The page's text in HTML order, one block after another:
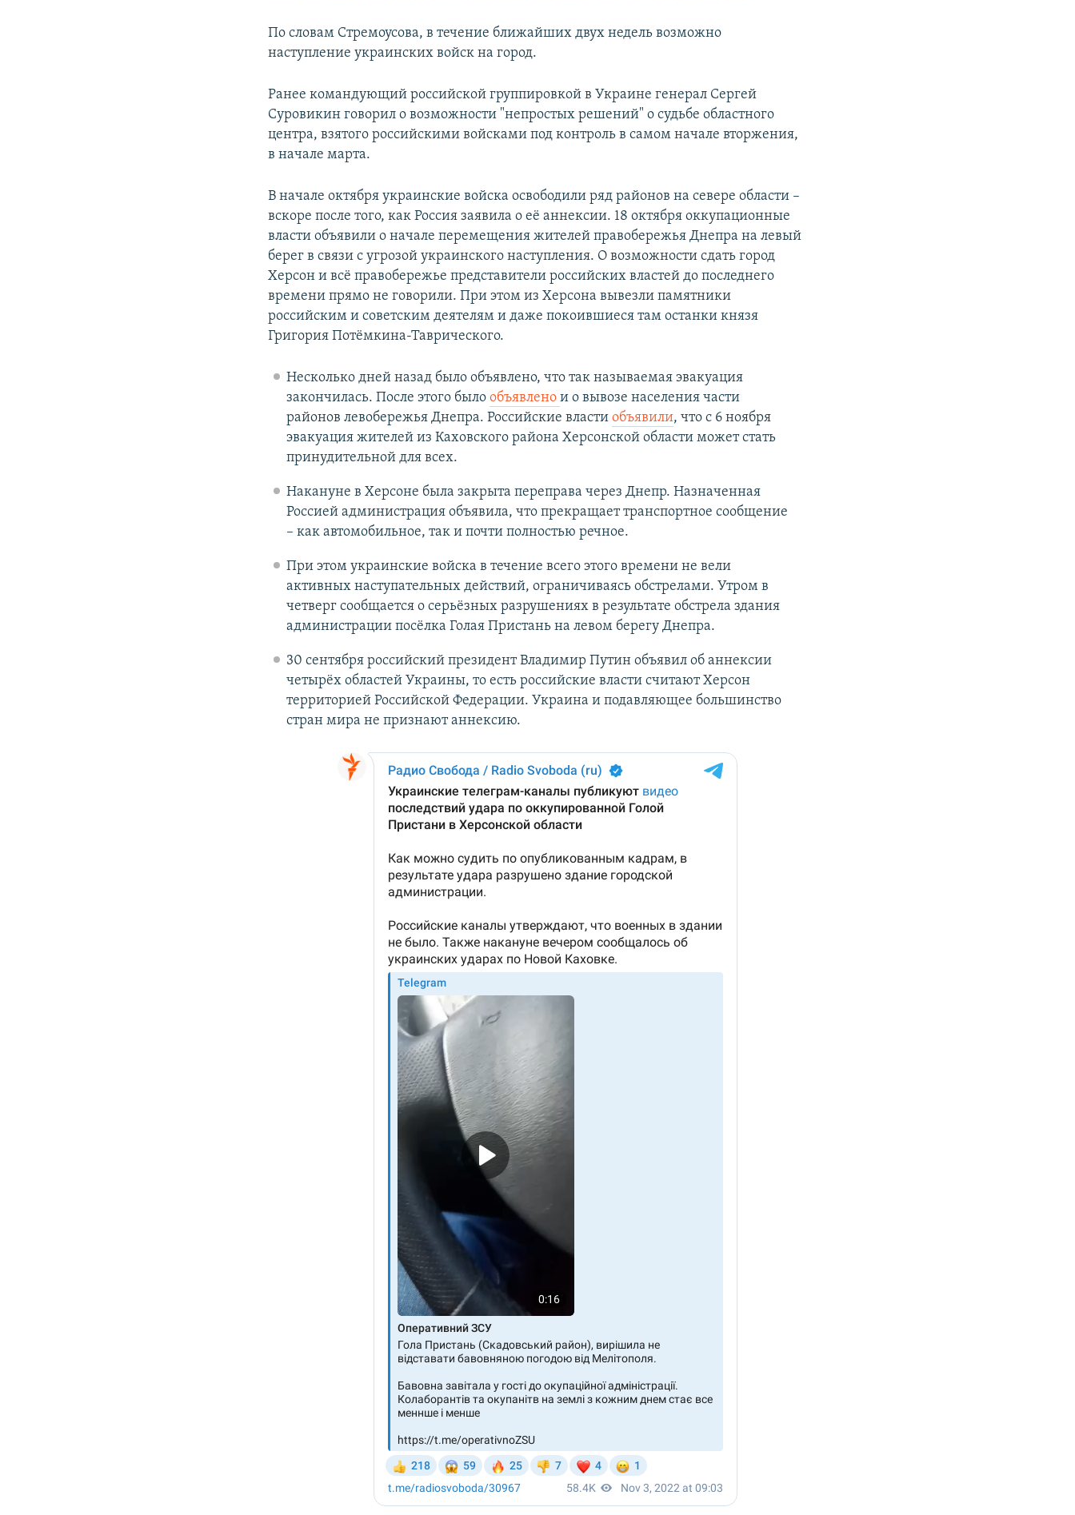
По словам Стремоусова, в течение ближайших двух недель возможно
наступление украинских войск на город.
Ранее командующий российской группировкой в Украине генерал Сергей
Суровикин говорил о возможности "непростых решений" о судьбе областного
центра, взятого российскими войсками под контроль в самом начале вторжения,
в начале марта.
В начале октября украинские войска освободили ряд районов на севере области –
вскоре после того, как Россия заявила о её аннексии. 18 октября оккупационные
власти объявили о начале перемещения жителей правобережья Днепра на левый
берег в связи с угрозой украинского наступления. О возможности сдать город
Херсон и всё правобережье представители российских властей до последнего
времени прямо не говорили. При этом из Херсона вывезли памятники
российским и советским деятелям и даже покоившиеся там останки князя
Григория Потёмкина-Таврического.
Несколько дней назад было объявлено, что так называемая эвакуация
закончилась. После этого было объявлено и о вывозе населения части
районов левобережья Днепра. Российские власти объявили, что с 6 ноября
эвакуация жителей из Каховского района Херсонской области может стать
принудительной для всех.
Накануне в Херсоне была закрыта переправа через Днепр. Назначенная
Россией администрация объявила, что прекращает транспортное сообщение
– как автомобильное, так и почти полностью речное.
При этом украинские войска в течение всего этого времени не вели
активных наступательных действий, ограничиваясь обстрелами. Утром в
четверг сообщается о серьёзных разрушениях в результате обстрела здания
администрации посёлка Голая Пристань на левом берегу Днепра.
30 сентября российский президент Владимир Путин объявил об аннексии
четырёх областей Украины, то есть российские власти считают Херсон
территорией Российской Федерации. Украина и подавляющее большинство
стран мира не признают аннексию.